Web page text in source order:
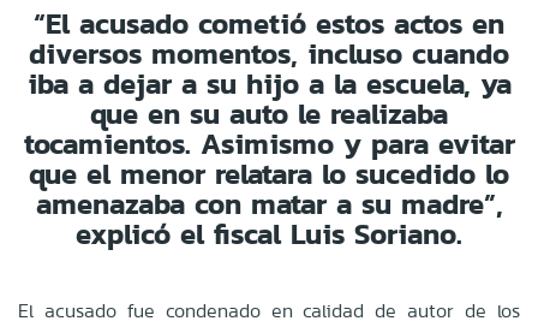
“El acusado cometió estos actos en
diversos momentos, incluso cuando
iba a dejar a su hijo a la escuela, ya
que en su auto le realizaba
tocamientos. Asimismo y para evitar
que el menor relatara lo sucedido lo
amenazaba con matar a su madre”,
explicó el fiscal Luis Soriano.
El acusado fue condenado en calidad de autor de los